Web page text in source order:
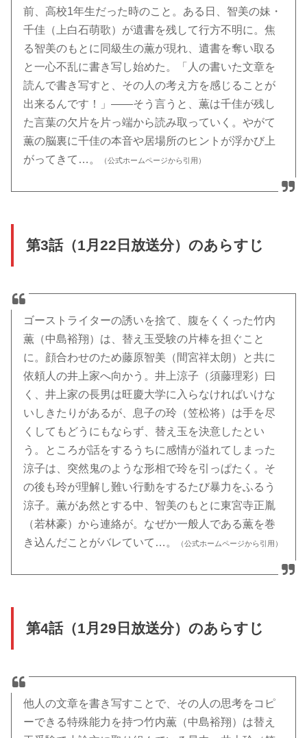
前、高校1年生だった時のこと。ある日、智美の妹・
千佳（上白石萌歌）が遺書を残して行方不明に。焦
る智美のもとに同級生の薫が現れ、遺書を奪い取る
と一心不乱に書き写し始めた。「人の書いた文章を
読んで書き写すと、その人の考え方を感じることが
出来るんです！」――そう言うと、薫は千佳が残し
た言葉の欠片を片っ端から読み取っていく。やがて
薫の脳裏に千佳の本音や居場所のヒントが浮かび上
がってきて…。
（公式ホームページから引用）
第3話（1月22日放送分）のあらすじ
ゴーストライターの誘いを捨て、腹をくくった竹内
薫（中島裕翔）は、替え玉受験の片棒を担ぐこと
に。顔合わせのため藤原智美（間宮祥太朗）と共に
依頼人の井上家へ向かう。井上涼子（須藤理彩）曰
く、井上家の長男は旺慶大学に入らなければいけな
いしきたりがあるが、息子の玲（笠松将）は手を尽
くしてもどうにもならず、替え玉を決意したとい
う。ところが話をするうちに感情が溢れてしまった
涼子は、突然鬼のような形相で玲を引っぱたく。そ
の後も玲が理解し難い行動をするたび暴力をふるう
涼子。薫があ然とする中、智美のもとに東宮寺正胤
（若林豪）から連絡が。なぜか一般人である薫を巻
き込んだことがバレていて…。
（公式ホームページから引用）
第4話（1月29日放送分）のあらすじ
他人の文章を書き写すことで、その人の思考をコピ
ーできる特殊能力を持つ竹内薫（中島裕翔）は替え